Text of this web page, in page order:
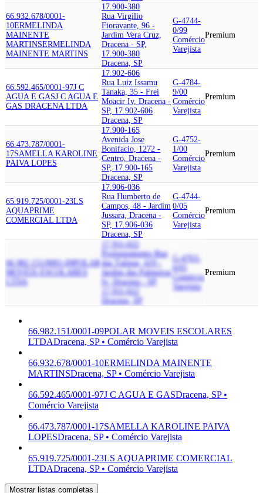
66.932.678/0001-
10ERMELINDA
MAINENTE
MARTINSERMELINDA
MAINENTE MARTINS
17.900-380
Rua Virgilio
Fioravante, 96 -
Jardim Vera Cruz,
Dracena - SP,
17.900-380
Dracena, SP
G-4744-
0/99
Comércio
Varejista
Premium
66.592.465/0001-97J C
AGUA E GASJ C AGUA E
GAS DRACENA LTDA
17.902-606
Rua Luiz Issamu
Tanaka, 35 - Frei
Moacir Iv, Dracena -
SP, 17.902-606
Dracena, SP
G-4784-
9/00
Comércio
Varejista
Premium
66.473.787/0001-
17SAMELLA KAROLINE
PAIVA LOPES
17.900-165
Avenida Jose
Bonifacio, 1272 -
Centro, Dracena -
SP, 17.900-165
Dracena, SP
G-4752-
1/00
Comércio
Varejista
Premium
65.919.725/0001-23LS
AQUAPRIME
COMERCIAL LTDA
17.906-036
Rua Humberto de
Campos, 48 - Jardim
Jussara, Dracena -
SP, 17.906-036
Dracena, SP
G-4744-
0/05
Comércio
Varejista
Premium
66.982.151/0001-09POLAR
MOVEIS ESCOLARES
LTDA
17.911-022
Prolongamento Rua
das Tulipas, 419 -
Jardim das Palmeiras
Iv, Dracena - SP,
Dracena, SP
G-4763-
6/01
Comércio
Varejista
Premium
66.982.151/0001-09POLAR MOVEIS ESCOLARES
LTDADracena, SP • Comércio Varejista
66.932.678/0001-10ERMELINDA MAINENTE
MARTINSDracena, SP • Comércio Varejista
66.592.465/0001-97J C AGUA E GASDracena, SP •
Comércio Varejista
66.473.787/0001-17SAMELLA KAROLINE PAIVA
LOPESDracena, SP • Comércio Varejista
65.919.725/0001-23LS AQUAPRIME COMERCIAL
LTDADracena, SP • Comércio Varejista
Mostrar listas completas